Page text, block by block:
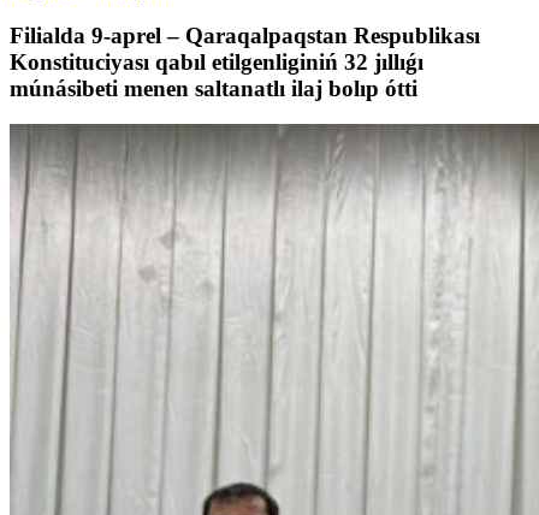
Filialda 9-aprel – Qaraqalpaqstan Respublikası
Konstituciyası qabıl etilgenliginiń 32 jıllıǵı
múnásibeti menen saltanatlı ilaj bolıp ótti